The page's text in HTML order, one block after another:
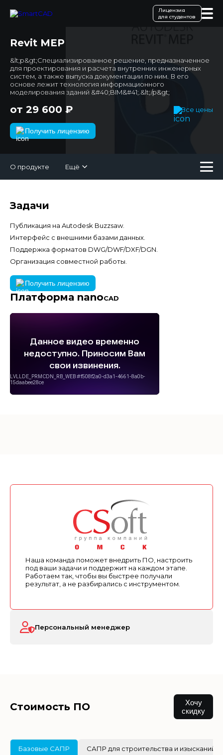
Лицензия
для студентов
Revit MEP
&lt;p&gt;Специализированное решение, предназначенное
для проектирования и расчета внутренних инженерных
систем, а также выпуска документации по ним. В его
основе лежит технология информационного
моделирования зданий &#40;BIM&#41;.&lt;/p&gt;
от 29 600 ₽ Все цены
Получить лицензию
О продукте Ещё
Задачи
Публикация на Autodesk Buzzsaw.
Интерфейс с внешними базами данных.
Поддержка форматов DWG/DWF/DXF/DGN.
Организация совместной работы.
Получить лицензию
Платформа nanoCAD
Наша команда поможет внедрить ПО, настроить
под ваши задачи и поддержит на каждом этапе.
Работаем так, чтобы вы быстрее получали
результат, а не разбирались с инструментом.
Персональный менеджер
Стоимость ПО
Хочу
скидку
Базовые САПР САПР для строительства и изысканий